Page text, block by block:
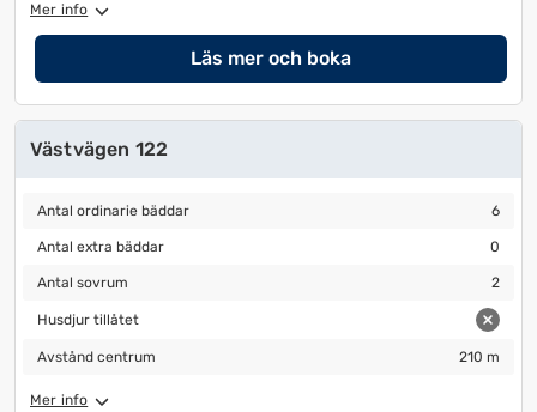
Mer info
Läs mer och boka
Västvägen 122
Antal ordinarie bäddar
Antal ordinarie bäddar 6
Antal extra bäddar
Antal extra bäddar 0
Antal sovrum
Antal sovrum 2
Husdjur tillåtet
Husdjur tillåtet
Avstånd centrum
Avstånd centrum 210 m
Mer info